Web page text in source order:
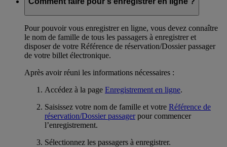
Pour pouvoir vous enregistrer en ligne, vous devez connaître
le nom de famille de tous les passagers à enregistrer et
disposer de votre Référence de réservation/Dossier passager
de votre billet électronique.
Après avoir réuni les informations nécessaires :
Accédez à la page Enregistrement en ligne.
Saisissez votre nom de famille et votre Référence de
réservation/Dossier passagerpour commencer
l’enregistrement.
Sélectionnez les passagers à enregistrer.